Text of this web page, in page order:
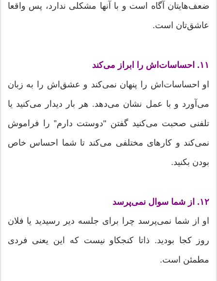
ضعف‌هایتان آگاه است و با آنها مشکلی ندارد، پس واقعا
عاشق‌تان است.
۱۱. احساسات‌اش را ابراز می‌کند
او احساسات‌اش را پنهان نمی‌کند و عشق‌اش را به زبان
می‌آورد و با عمل نشان می‌دهد. هر بار دیدار می‌کنید یا
تلفنی صحبت می‌کنید گفتن "دوستت دارم” را فراموش
نمی‌کند و کارهای مختلفی می‌کند تا شما احساس خاص
بودن بکنید.
۱۲. از شما سوال نمی‌پرسد
او از شما نمی‌پرسد چرا برای جلسه دیر رسیدید یا فلان
روز کجا بودید. ذاتا کنجکاو نیست که این یعنی فردی
مطمئن است.